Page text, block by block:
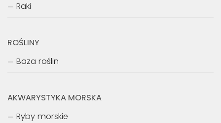
Raki
ROŚLINY
Baza roślin
AKWARYSTYKA MORSKA
Ryby morskie